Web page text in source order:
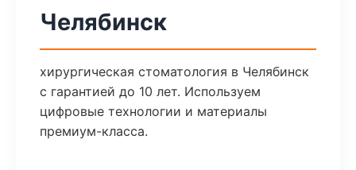
Челябинск
хирургическая стоматология в Челябинск
с гарантией до 10 лет. Используем
цифровые технологии и материалы
премиум-класса.